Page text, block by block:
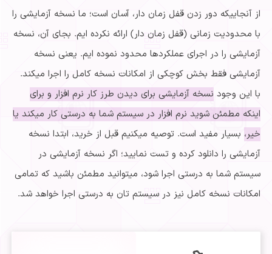
از آنجاییکه دور زدن قفل زمان دار، آسان است؛ ما نسخه آزمایشی را
با محدودیت زمانی (قفل زمان دار) ارائه نکرده ایم. بجای آن، نسخه
آزمایشی را در اجرای عملکردها محدود نموده ایم. یعنی نسخه
آزمایشی فقط بخش کوچکی از امکانات نسخه کامل را اجرا میکند.
با این وجود نسخه آزمایشی برای دیدن طرز کار نرم افزار و برای
اینکه مطمئن شوید نرم افزار در سیستم شما به درستی کار میکند یا
خیر، بسیار مفید است. توصیه میکنیم قبل از خرید، ابتدا نسخه
آزمایشی را دانلود کرده و تست نمایید؛ اگر نسخه آزمایشی در
سیستم شما به درستی اجرا شود، میتوانید مطمئن باشید که تمامی
امکانات نسخه کامل نیز در سیستم تان به درستی اجرا خواهد شد.